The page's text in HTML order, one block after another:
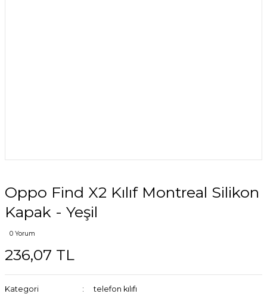
Oppo Find X2 Kılıf Montreal Silikon
Kapak - Yeşil
0 Yorum
236,07 TL
Kategori
telefon kılıfı